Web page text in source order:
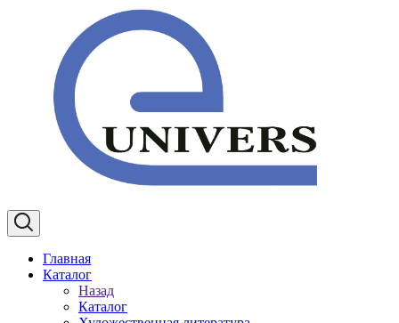
Главная
Каталог
Назад
Каталог